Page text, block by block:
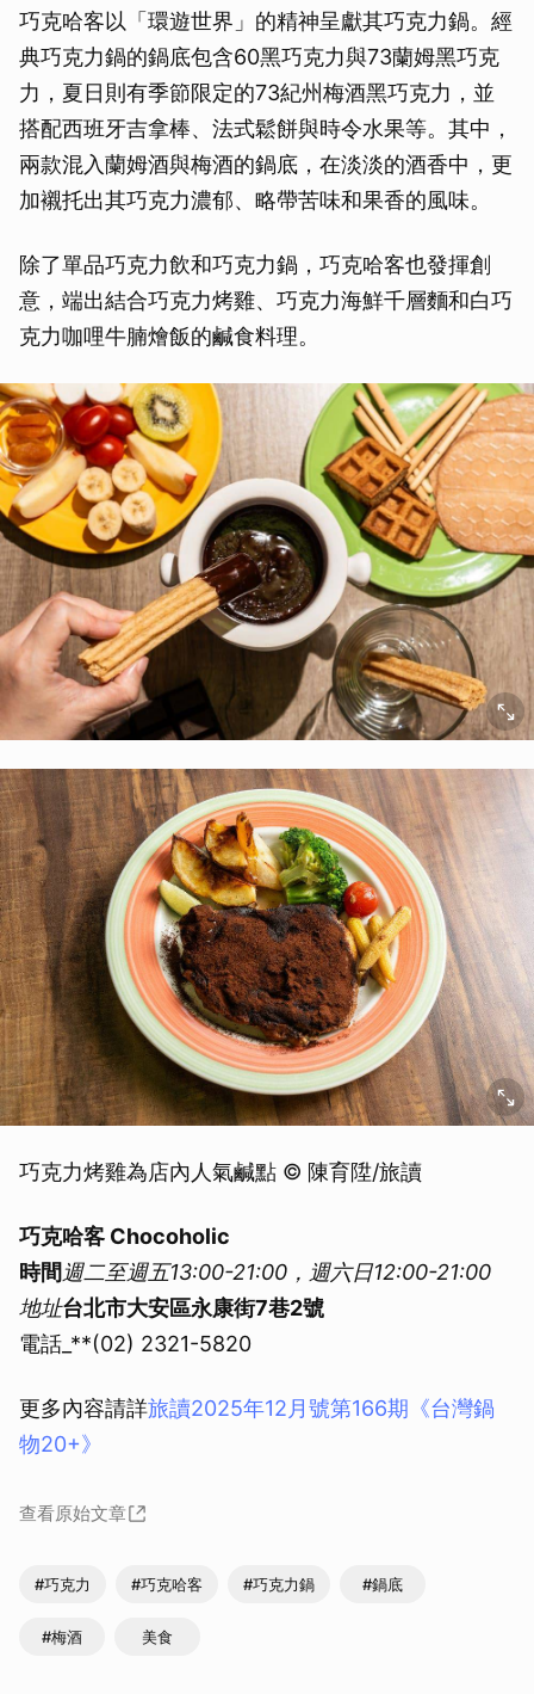
巧克哈客以「環遊世界」的精神呈獻其巧克力鍋。經
典巧克力鍋的鍋底包含60黑巧克力與73蘭姆黑巧克
力，夏日則有季節限定的73紀州梅酒黑巧克力，並
搭配西班牙吉拿棒、法式鬆餅與時令水果等。其中，
兩款混入蘭姆酒與梅酒的鍋底，在淡淡的酒香中，更
加襯托出其巧克力濃郁、略帶苦味和果香的風味。
除了單品巧克力飲和巧克力鍋，巧克哈客也發揮創
意，端出結合巧克力烤雞、巧克力海鮮千層麵和白巧
克力咖哩牛腩燴飯的鹹食料理。
巧克力烤雞為店內人氣鹹點 © 陳育陞/旅讀
巧克哈客 Chocoholic
時間週二至週五13:00-21:00，週六日12:00-21:00
地址台北市大安區永康街7巷2號
電話_**(02) 2321-5820
更多內容請詳旅讀2025年12月號第166期《台灣鍋
物20+》
查看原始文章
#巧克力 #巧克哈客 #巧克力鍋 #鍋底
#梅酒 美食